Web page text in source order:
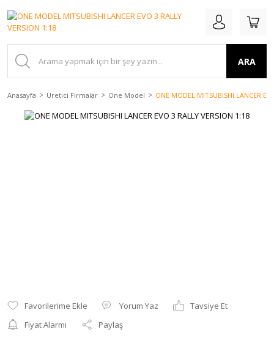
ARA
Anasayfa Üretici Firmalar One Model ONE MODEL MITSUBISHI LANCER
Yorum Yaz
Tavsiye Et
Fiyat Alarmı
Paylaş